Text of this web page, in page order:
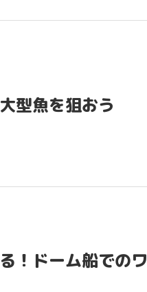
型魚を狙おう
！ドーム船でのワ